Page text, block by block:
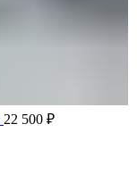
22 500 ₽